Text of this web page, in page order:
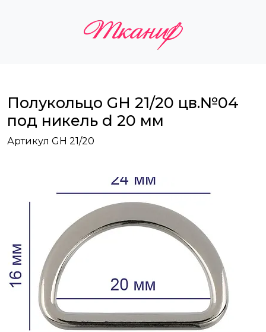
Полукольцо GH 21/20 цв.№04
под никель d 20 мм
Артикул GH 21/20